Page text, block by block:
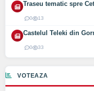
Traseu tematic spre
0 13
Castelul Teleki din
0 33
VOTEAZA